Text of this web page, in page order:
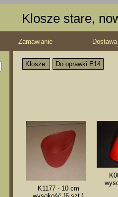
Klosze stare,
Zamawianie
Klosze Do oprawki E14
K1177 - 10 cm